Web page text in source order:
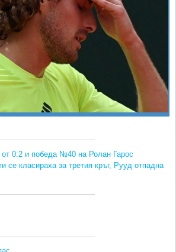
0:2 и победа №40 на Ролан Гарос
се класираха за третия кръг, Рууд отпадна